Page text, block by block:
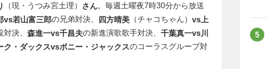
（現・うつみ宮土理） さん。毎週土曜夜7時30分から放送
vs若山富三郎の兄弟対決、 四方晴美 （チャコちゃん） vs上
決、 森進一vs千昌夫の新進演歌歌手対決、 千葉真一vs川
ク・ダックスvsボニー・ジャックスのコーラスグループ対